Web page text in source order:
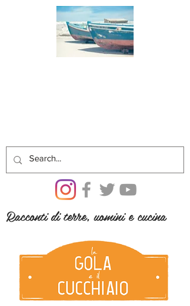
Racconti di terre, uomini e cucina